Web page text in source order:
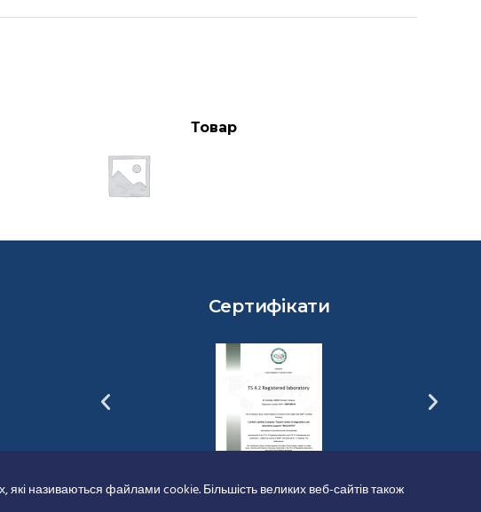
Товар
Сертифікати
називаються файлами cookie. Більшість великих веб-сайтів також